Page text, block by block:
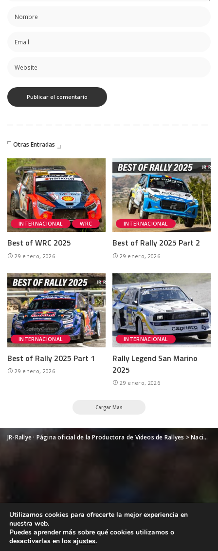
Otras Entradas
INTERNACIONAL WRC
Best of WRC 2025
29 enero, 2026
INTERNACIONAL
Best of Rally 2025 Part 2
29 enero, 2026
INTERNACIONAL
Best of Rally 2025 Part 1
29 enero, 2026
INTERNACIONAL
Rally Legend San Marino
2025
29 enero, 2026
Cargar Mas
JR-Rallye · Página oficial de la Productora de Videos de Rallyes >Nacional
Utilizamos cookies para ofrecerte la mejor experiencia en
nuestra web.
Puedes aprender más sobre qué cookies utilizamos o
desactivarlas en los ajustes.